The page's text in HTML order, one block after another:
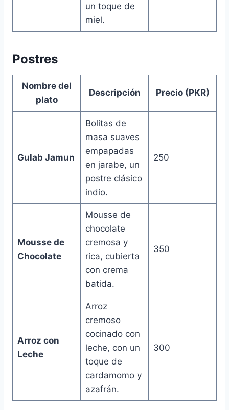
un toque de
miel.
Postres
Nombre del
plato
Descripción Precio (PKR)
Gulab Jamun
Bolitas de
masa suaves
empapadas
en jarabe, un
postre clásico
indio.
250
Mousse de
Chocolate
Mousse de
chocolate
cremosa y
rica, cubierta
con crema
batida.
350
Arroz con
Leche
Arroz
cremoso
cocinado con
leche, con un
toque de
cardamomo y
azafrán.
300